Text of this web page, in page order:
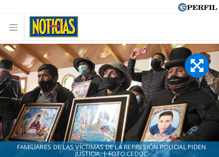
FAMILIARES DE LAS VÍCTIMAS DE LA REPRESIÓN POLICIAL PIDEN
JUSTICIA. | FOTO:CEDOC